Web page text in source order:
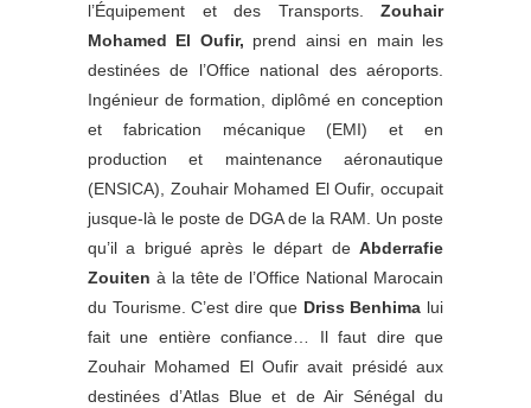
l’Équipement et des Transports. Zouhair
Mohamed El Oufir, prend ainsi en main les
destinées de l’Office national des aéroports.
Ingénieur de formation, diplômé en conception
et fabrication mécanique (EMI) et en
production et maintenance aéronautique
(ENSICA), Zouhair Mohamed El Oufir, occupait
jusque-là le poste de DGA de la RAM. Un poste
qu’il a brigué après le départ de Abderrafie
Zouiten à la tête de l’Office National Marocain
du Tourisme. C’est dire que Driss Benhima lui
fait une entière confiance… Il faut dire que
Zouhair Mohamed El Oufir avait présidé aux
destinées d’Atlas Blue et de Air Sénégal du